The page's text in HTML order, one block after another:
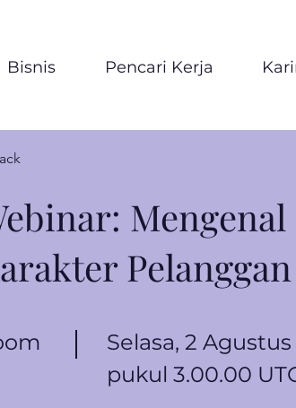
Bisnis Pencari Kerja
Mengenal
Pelanggan
Selasa, 2
pukul 3.00.00